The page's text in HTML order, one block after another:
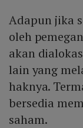
Adapun jika
oleh
akan
lain yang
haknya.
bersedia
saham.